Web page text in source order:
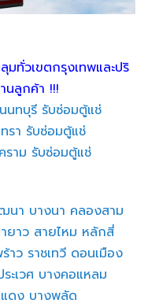
มทั่วเขตกรุงเทพและปริ
นลูกค้า !!!
นทบุรี รับซ่อมตู้แช่
รา รับซ่อมตู้แช่
ราม รับซ่อมตู้แช่
นา บางนา คลองสาม
ยาว สายไหม หลักสี่
าว ราชเทวี ดอนเมือง
ระเวศ บางคอแหลม
ดง บางพลัด